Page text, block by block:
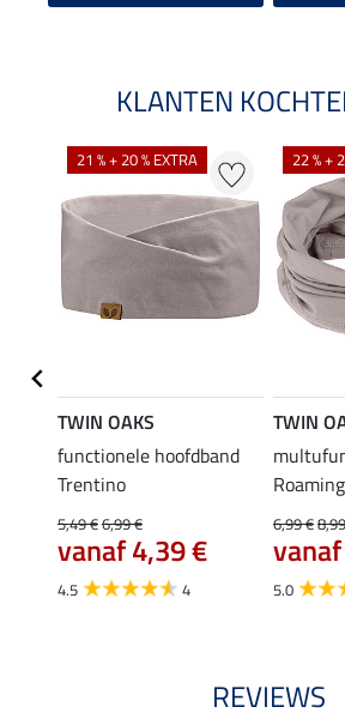
KLANTEN
21 % + 20 % EXTRA
TWIN OAKS
functionele hoofdband
Trentino
5,49 €6,99 €
vanaf 4,39 €
4.5 4
22 % +
TWIN
Roaming
6,99 €
5.0
REVIEWS